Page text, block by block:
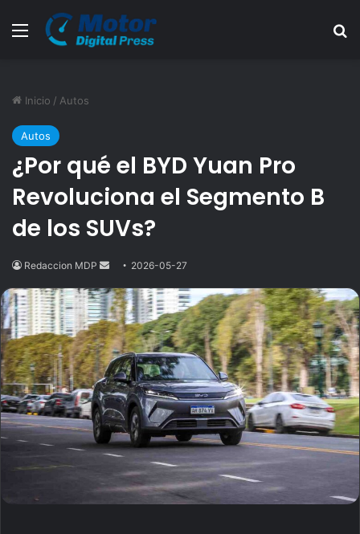
Menú
Inicio / Autos
Autos
¿Por qué el BYD Yuan Pro
Revoluciona el Segmento B
de los SUVs?
Redaccion MDP
Send
email
2026-05-27